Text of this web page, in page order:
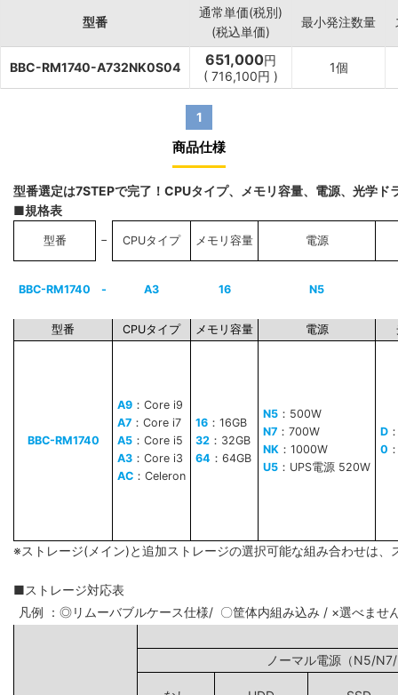
型番
通常単価(税別)
(税込単価)
最小発注数量
BBC-RM1740-A732NK0S04 651,000円
( 716,100円 )
1個
1
商品仕様
型番選定は7STEPで完了！CPUタイプ、メモリ容量、電源、光学
■規格表
型番 − CPUタイプ メモリ容量 電源
BBC-RM1740 - A3 16 N5
型番 CPUタイプ メモリ容量 電源
BBC-RM1740
A9 ：Core i9
A7 ：Core i7
A5 ：Core i5
A3 ：Core i3
AC ：Celeron
16 ：16GB
32 ：32GB
64 ：64GB
N5 ：500W
N7 ：700W
NK ：1000W
U5 ：UPS電源 520W
D
0
※ストレージ(メイン)と追加ストレージの選択可能な組み合わせは、
■ストレージ対応表
凡例 ：◎リムーバブルケース仕様/ 〇筐体内組み込み / ×選べませ
ノーマル電源（